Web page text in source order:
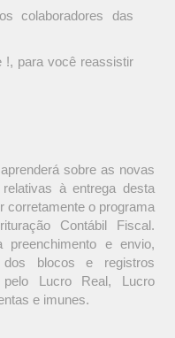
colaboradores das
!, para você reassistir
sobre as novas
à entrega desta
corretamente o programa
Contábil Fiscal.
preenchimento e envio,
dos blocos e registros
Lucro Real, Lucro
e imunes.